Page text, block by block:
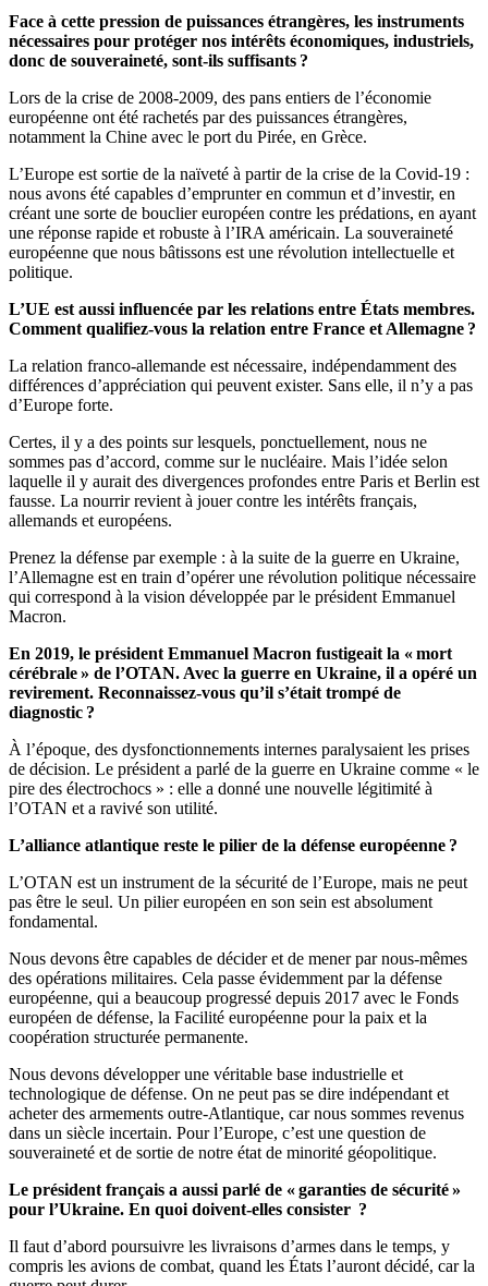
Face à cette pression de puissances étrangères, les instruments
nécessaires pour protéger nos intérêts économiques, industriels,
donc de souveraineté, sont-ils suffisants ?
Lors de la crise de 2008-2009, des pans entiers de l’économie
européenne ont été rachetés par des puissances étrangères,
notamment la Chine avec le port du Pirée, en Grèce.
L’Europe est sortie de la naïveté à partir de la crise de la Covid-19 :
nous avons été capables d’emprunter en commun et d’investir, en
créant une sorte de bouclier européen contre les prédations, en ayant
une réponse rapide et robuste à l’IRA américain. La souveraineté
européenne que nous bâtissons est une révolution intellectuelle et
politique.
L’UE est aussi influencée par les relations entre États membres.
Comment qualifiez-vous la relation entre France et Allemagne ?
La relation franco-allemande est nécessaire, indépendamment des
différences d’appréciation qui peuvent exister. Sans elle, il n’y a pas
d’Europe forte.
Certes, il y a des points sur lesquels, ponctuellement, nous ne
sommes pas d’accord, comme sur le nucléaire. Mais l’idée selon
laquelle il y aurait des divergences profondes entre Paris et Berlin est
fausse. La nourrir revient à jouer contre les intérêts français,
allemands et européens.
Prenez la défense par exemple : à la suite de la guerre en Ukraine,
l’Allemagne est en train d’opérer une révolution politique nécessaire
qui correspond à la vision développée par le président Emmanuel
Macron.
En 2019, le président Emmanuel Macron fustigeait la « mort
cérébrale » de l’OTAN. Avec la guerre en Ukraine, il a opéré un
revirement. Reconnaissez-vous qu’il s’était trompé de
diagnostic ?
À l’époque, des dysfonctionnements internes paralysaient les prises
de décision. Le président a parlé de la guerre en Ukraine comme « le
pire des électrochocs » : elle a donné une nouvelle légitimité à
l’OTAN et a ravivé son utilité.
L’alliance atlantique reste le pilier de la défense européenne ?
L’OTAN est un instrument de la sécurité de l’Europe, mais ne peut
pas être le seul. Un pilier européen en son sein est absolument
fondamental.
Nous devons être capables de décider et de mener par nous-mêmes
des opérations militaires. Cela passe évidemment par la défense
européenne, qui a beaucoup progressé depuis 2017 avec le Fonds
européen de défense, la Facilité européenne pour la paix et la
coopération structurée permanente.
Nous devons développer une véritable base industrielle et
technologique de défense. On ne peut pas se dire indépendant et
acheter des armements outre-Atlantique, car nous sommes revenus
dans un siècle incertain. Pour l’Europe, c’est une question de
souveraineté et de sortie de notre état de minorité géopolitique.
Le président français a aussi parlé de « garanties de sécurité »
pour l’Ukraine. En quoi doivent-elles consister ?
Il faut d’abord poursuivre les livraisons d’armes dans le temps, y
compris les avions de combat, quand les États l’auront décidé, car la